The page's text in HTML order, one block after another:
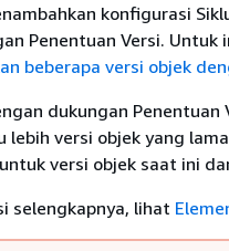
konfigurasi
Penentuan Versi.
beberapa versi objek
dukungan
lebih versi objek yang
versi objek saat ini
selengkapnya, lihat